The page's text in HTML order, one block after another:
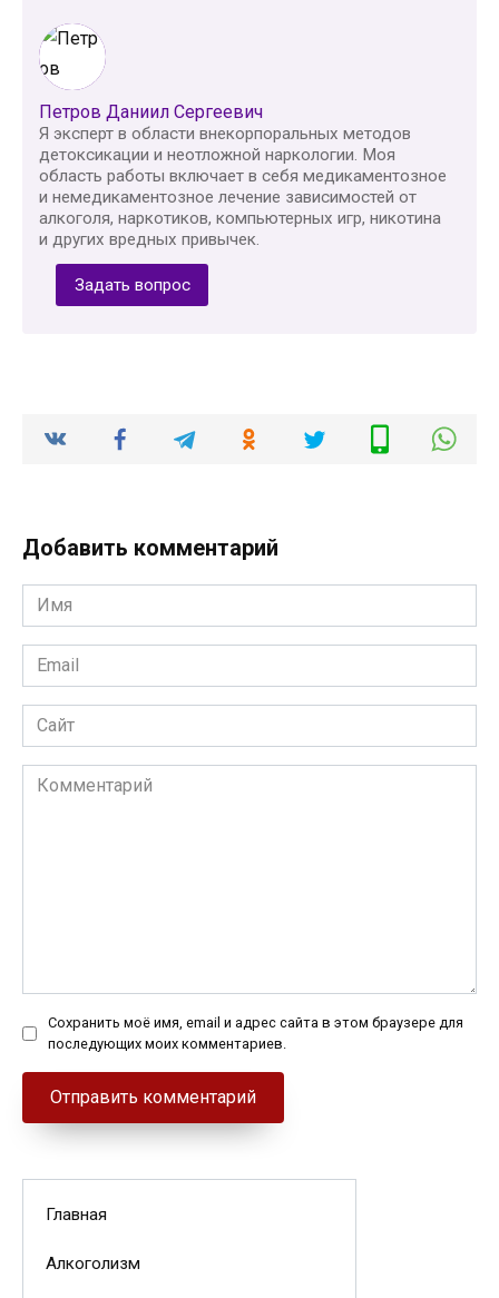
Петров Даниил Сергеевич
Я эксперт в области внекорпоральных методов
детоксикации и неотложной наркологии. Моя
область работы включает в себя медикаментозное
и немедикаментозное лечение зависимостей от
алкоголя, наркотиков, компьютерных игр, никотина
и других вредных привычек.
Задать вопрос
Добавить комментарий
Имя
*
Email
*
Сайт
Комментарий
Сохранить моё имя, email и адрес сайта в этом браузере для
последующих моих комментариев.
Главная
Алкоголизм